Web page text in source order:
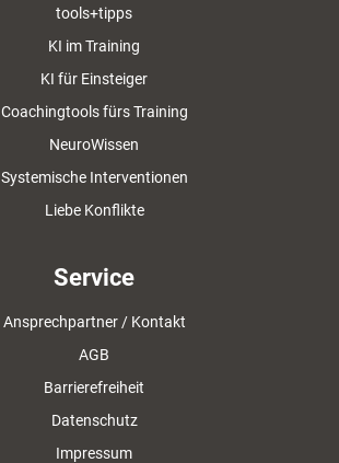
tools+tipps
KI im Training
KI für Einsteiger
Coachingtools fürs Training
NeuroWissen
Systemische Interventionen
Liebe Konflikte
Service
Ansprechpartner / Kontakt
AGB
Barrierefreiheit
Datenschutz
Impressum